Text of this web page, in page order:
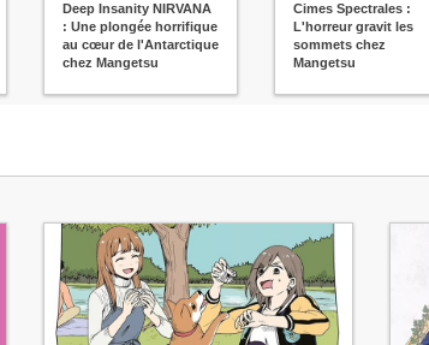
Deep Insanity NIRVANA
: Une plongée horrifique
au cœur de l'Antarctique
chez Mangetsu
Cimes Spectrales :
L'horreur gravit les
sommets chez
Mangetsu